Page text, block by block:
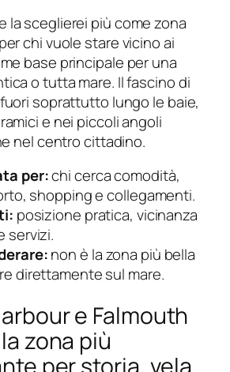
la sceglierei più come zona
chi vuole stare vicino ai
base principale per una
o tutta mare. Il fascino di
soprattutto lungo le baie,
e nei piccoli angoli
nel centro cittadino.
per:chi cerca comodità,
shopping e collegamenti.
posizione pratica, vicinanza
servizi.
non è la zona più bella
direttamente sul mare.
e Falmouth
zona più